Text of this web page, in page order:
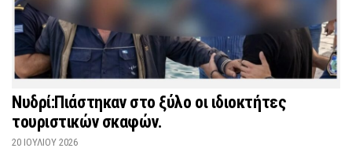
Νυδρί:Πιάστηκαν στο ξύλο οι ιδιοκτήτες
τουριστικών σκαφών.
20 ΙΟΥΛΊΟΥ 2026